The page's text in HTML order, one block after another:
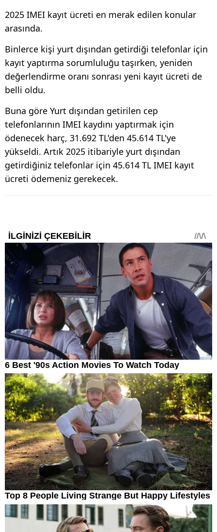
2025 IMEI kayıt ücreti en merak edilen konular
arasında.
Binlerce kişi yurt dışından getirdiği telefonlar için
kayıt yaptırma sorumluluğu taşırken, yeniden
değerlendirme oranı sonrası yeni kayıt ücreti de
belli oldu.
Buna göre Yurt dışından getirilen cep
telefonlarının IMEI kaydını yaptırmak için
ödenecek harç, 31.692 TL'den 45.614 TL'ye
yükseldi. Artık 2025 itibariyle yurt dışından
getirdiğiniz telefonlar için 45.614 TL IMEI kayıt
ücreti ödemeniz gerekecek.